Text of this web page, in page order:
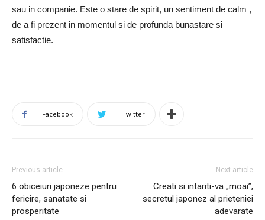
sau in companie. Este o stare de spirit, un sentiment de calm ,
de a fi prezent in momentul si de profunda bunastare si
satisfactie.
Facebook Twitter
Previous article
6 obiceiuri japoneze pentru
fericire, sanatate si
prosperitate
Next article
Creati si intariti-va „moai”,
secretul japonez al prieteniei
adevarate